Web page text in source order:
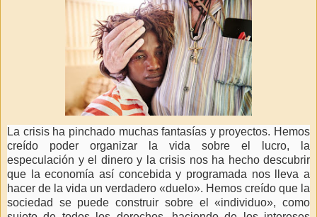
La crisis ha pinchado muchas fantasías y proyectos. Hemos
creído poder organizar la vida sobre el lucro, la
especulación y el dinero y la crisis nos ha hecho descubrir
que la economía así concebida y programada nos lleva a
hacer de la vida un verdadero «duelo». Hemos creído que la
sociedad se puede construir sobre el «individuo», como